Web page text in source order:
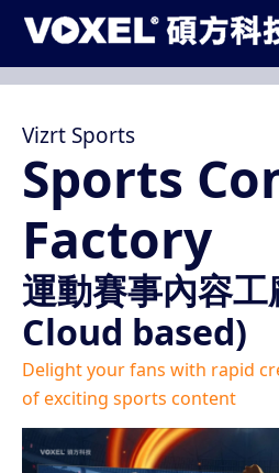
Vizrt Sports
Sports
Factory
運動賽事內容
Cloud based)
Delight your fans with rapid
of exciting sports content